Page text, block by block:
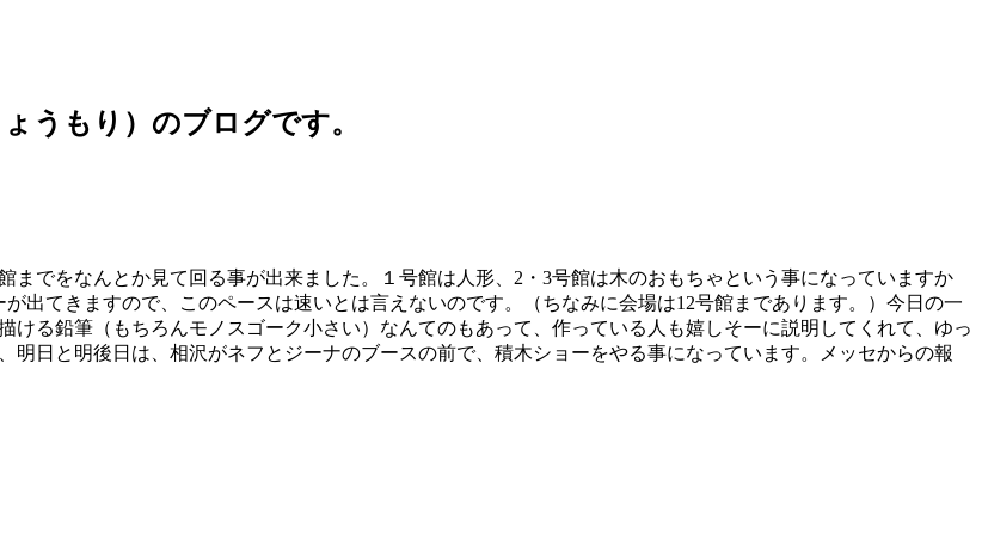
うもり）のブログです。
でをなんとか見て回る事が出来ました。１号館は人形、2・3号館は木のおもちゃという事になっていますか
出てきますので、このペースは速いとは言えないのです。（ちなみに会場は12号館まであります。）今日の一
る鉛筆（もちろんモノスゴーク小さい）なんてのもあって、作っている人も嬉しそーに説明してくれて、ゆっ
明日と明後日は、相沢がネフとジーナのブースの前で、積木ショーをやる事になっています。メッセからの報